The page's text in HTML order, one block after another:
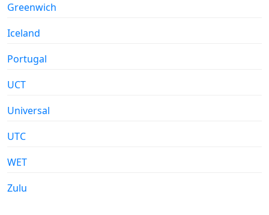
Greenwich
Iceland
Portugal
UCT
Universal
UTC
WET
Zulu